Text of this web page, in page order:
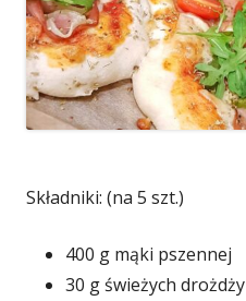
Składniki: (na 5 szt.)
400 g mąki pszennej
30 g świeżych drożdży